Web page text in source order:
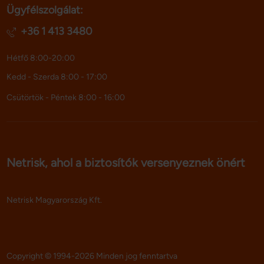
adatokkal, amelyeket Ön adott meg számukra vagy az
Ön által használt más szolgáltatásokból gyűjtöttek.
Ügyfélszolgálat:
+36 1 413 3480
Hétfő 8:00-20:00
Kedd - Szerda 8:00 - 17:00
Csütörtök - Péntek 8:00 - 16:00
Netrisk, ahol a biztosítók versenyeznek önért
Netrisk Magyarország Kft.
Copyright © 1994-2026 Minden jog fenntartva